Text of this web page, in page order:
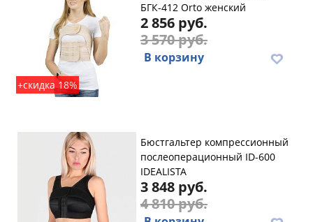
+скидка 18%
БГК-412 Orto женский
2 856 руб.
3 570 руб.
В корзину
Бюстгальтер компрессионный
послеоперационный ID-600
IDEALISTA
3 848 руб.
4 810 руб.